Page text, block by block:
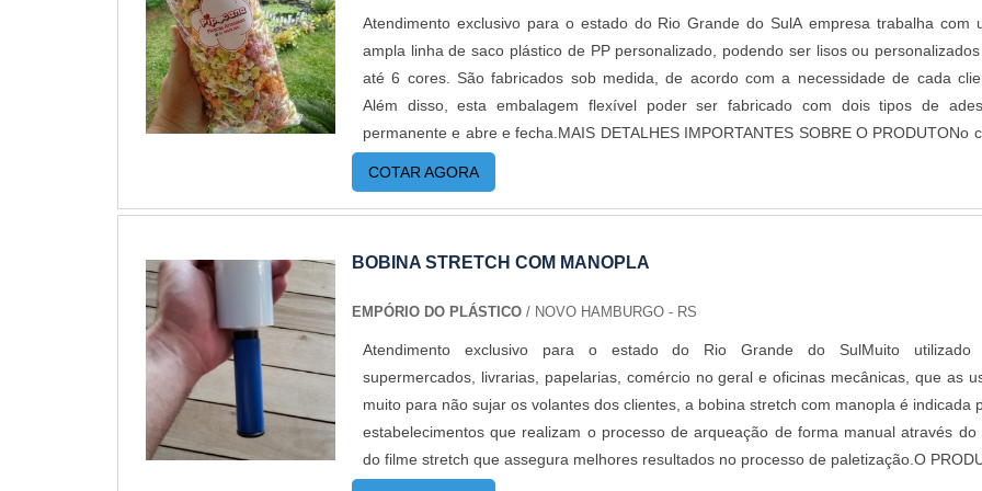
Atendimento exclusivo para o estado do Rio Grande do SulA empresa trabalha com
ampla linha de saco plástico de PP personalizado, podendo ser lisos ou
até 6 cores. São fabricados sob medida, de acordo com a necessidade de cada
Além disso, esta embalagem flexível poder ser fabricado com dois tipos de
permanente e abre e fecha.MAIS DETALHES IMPORTANTES SOBRE O PRODUTONo
do saco PP adesivado permanente, a embalagem se torna inviolável, e para se
necessário danificar a embalagem. É uma forma segura para enviar os
transmitir a segurança ao cliente final que o produto chegou conforme foi
sacos para roupas. Para contribuir com o meio ambiente, há a opção de saco
levar até 100 anos para se decompor.Além disso, a empresa conta com os
profissionais do mercado, fazendo, assim, produtos de alta qualidade e eficiência. Com
a empresa consegue capacitar e oferecer as melhores condições para todos os
colaboradores, por exemplo: Melhor custo benefício; Segurança e praticidade;
qualidade e eficiência.ALTA EFICIÊNCIA EM SACO PLÁSTICO DE PP
COTAR AGORA
BOBINA STRETCH COM MANOPLA
EMPÓRIO DO PLÁSTICO/ NOVO HAMBURGO - RS
Atendimento exclusivo para o estado do Rio Grande do SulMuito utilizado
supermercados, livrarias, papelarias, comércio no geral e oficinas mecânicas, que as
muito para não sujar os volantes dos clientes, a bobina stretch com manopla é indicada
estabelecimentos que realizam o processo de arqueação de forma manual através do
do filme stretch que assegura melhores resultados no processo de paletização.O
GARANTE UMA SÉRIE DE BENEFÍCIOSFabricado em polietileno de alta